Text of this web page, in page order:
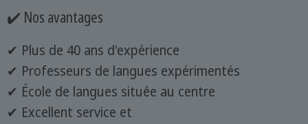
✔️ Nos avantages
✔ Plus de 40 ans d'expérience
✔ Professeurs de langues expérimentés
✔ École de langues située au centre
✔ Excellent service et